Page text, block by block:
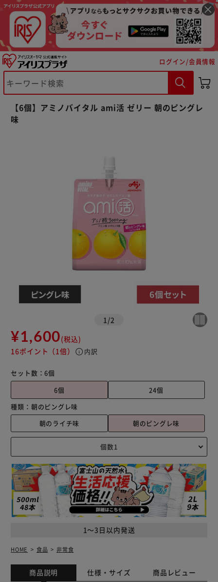
ログイン/会員情報
【6個】アミノバイタル ami活 ゼリー 朝のピングレ
味
1 /2
¥1,600(税込)
16ポイント （1倍） info 内訳
セット数：6個
6個
24個
種類： 朝のピングレ味
朝のライチ味
朝のピングレ味
1～3日以内発送
HOME 食品 非常食
商品説明 仕様・サイズ 商品レビュー
※ご確認ください
カートに入れる 購入手続きへ